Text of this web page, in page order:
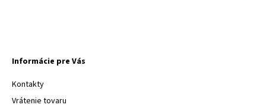
Informácie pre Vás
Kontakty
Vrátenie tovaru